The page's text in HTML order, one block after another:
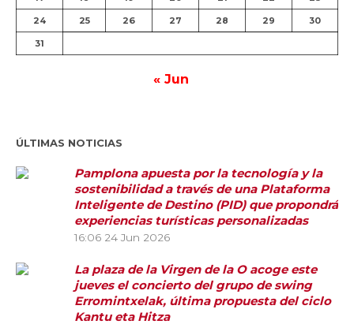
24 25 26 27 28 29 30
31
« Jun
ÚLTIMAS NOTICIAS
Pamplona apuesta por la tecnología y la
sostenibilidad a través de una Plataforma
Inteligente de Destino (PID) que propondrá
experiencias turísticas personalizadas
16:06 24 Jun 2026
La plaza de la Virgen de la O acoge este
jueves el concierto del grupo de swing
Erromintxelak, última propuesta del ciclo
Kantu eta Hitza